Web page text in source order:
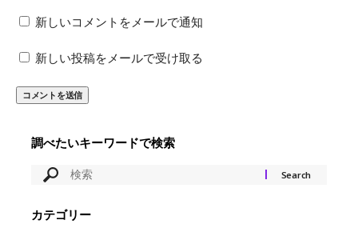
新しいコメントをメールで通知
新しい投稿をメールで受け取る
調べたいキーワードで検索
カテゴリー